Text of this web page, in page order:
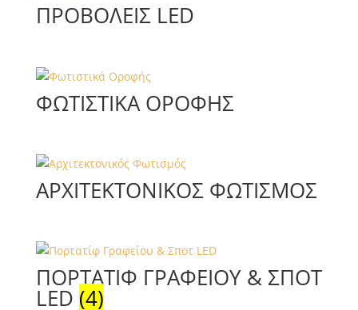
ΠΡΟΒΟΛΕΊΣ LED
ΦΩΤΙΣΤΙΚΆ ΟΡΟΦΉΣ
ΑΡΧΙΤΕΚΤΟΝΙΚΌΣ ΦΩΤΙΣΜΌΣ
ΠΟΡΤΑΤΊΦ ΓΡΑΦΕΊΟΥ & ΣΠΟΤ
LED (4)